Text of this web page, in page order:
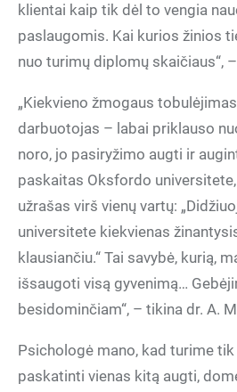
klientai kaip tik dėl to vengia
paslaugomis. Kai kurios žinios
nuo turimų diplomų skaičiaus“,
„Kiekvieno žmogaus
darbuotojas – labai priklauso
noro, jo pasiryžimo augti ir
paskaitas Oksfordo
užrašas virš vienų vartų:
universitete kiekvienas
klausiančiu.“ Tai savybė, kurią,
išsaugoti visą gyvenimą…
besidominčiam“, – tikina dr. A.
Psichologė mano, kad turime
paskatinti vienas kitą augti,